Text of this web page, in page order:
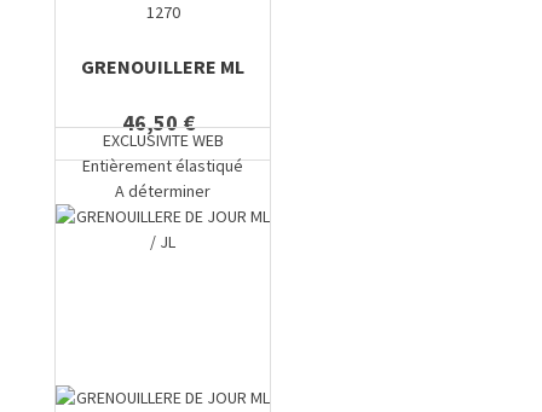
1270
GRENOUILLERE ML
46,50 €
EXCLUSIVITE WEB
Entièrement élastiqué
A déterminer